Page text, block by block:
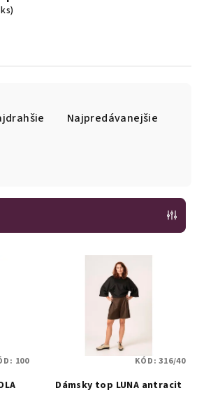
Najpredávanejšie
100
Dámsky top LUNA antracit
KÓD:316/40